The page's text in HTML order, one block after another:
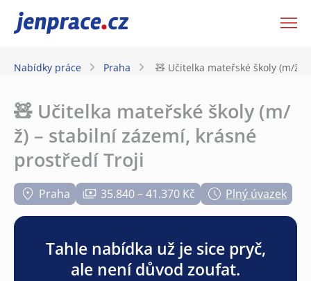
JenPráce.cz
Nabídky práce Praha 🧸 Učitelka mateřské školy (m/ž)
🧸 Učitelka mateřské školy (m/
ž) – stabilní zázemí, krásné
prostředí Troji
Praha 35.840 – 41.370 Kč Plný úvazek
Tahle nabídka už je sice pryč,
ale není důvod zoufat.